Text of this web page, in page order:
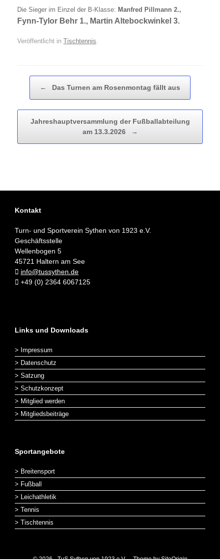
Die Sieger im Einzel der B-Klasse: Manfred Pillmann 2.,
Fynn-Tylor Behr 1., Martin Altebockwinkel 3.
Veröffentlicht in Tischtennis.
← Das Turnen am Rosenmontag fällt aus
Jahreshauptversammlung der Fußballabteilung
am 13.3.2026
→
Kontakt
Turn- und Sportverein Sythen von 1923 e.V.
Geschäftsstelle
Wellenbogen 5
45721 Haltern am See
info@tussythen.de
+49 (0) 2364 6067125
Links und Downloads
> Impressum
> Datenschutz
> Satzung
> Schutzkonzept
> Mitglied werden
> Mitgliedsbeiträge
Sportangebote
> Breitensport
> Fußball
> Leichathletik
> Tennis
> Tischtennis